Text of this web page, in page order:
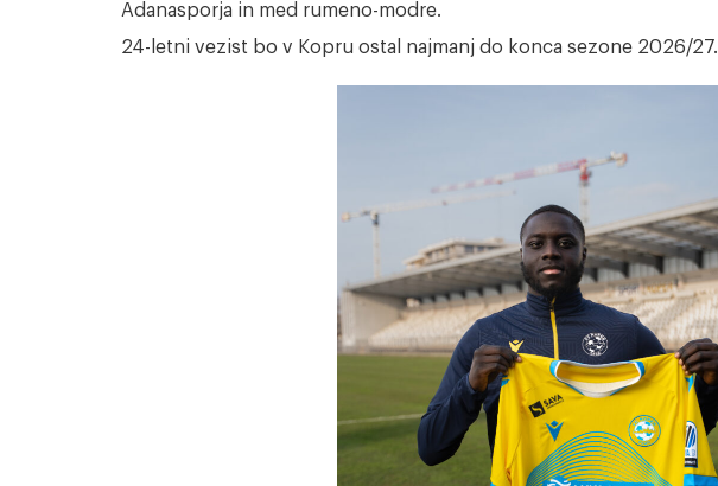
Adanasporja in med rumeno-modre.
24-letni vezist bo v Kopru ostal najmanj do konca sezone 2026/27.